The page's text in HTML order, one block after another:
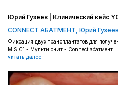
Юрий Гузеев | Клинический кейс
CONNECT АБАТМЕНТ, Юрий Гузеев
Фиксация двух трансплантатов для
MIS C1 - Мультиюнит - Connect абатмент
читать далее